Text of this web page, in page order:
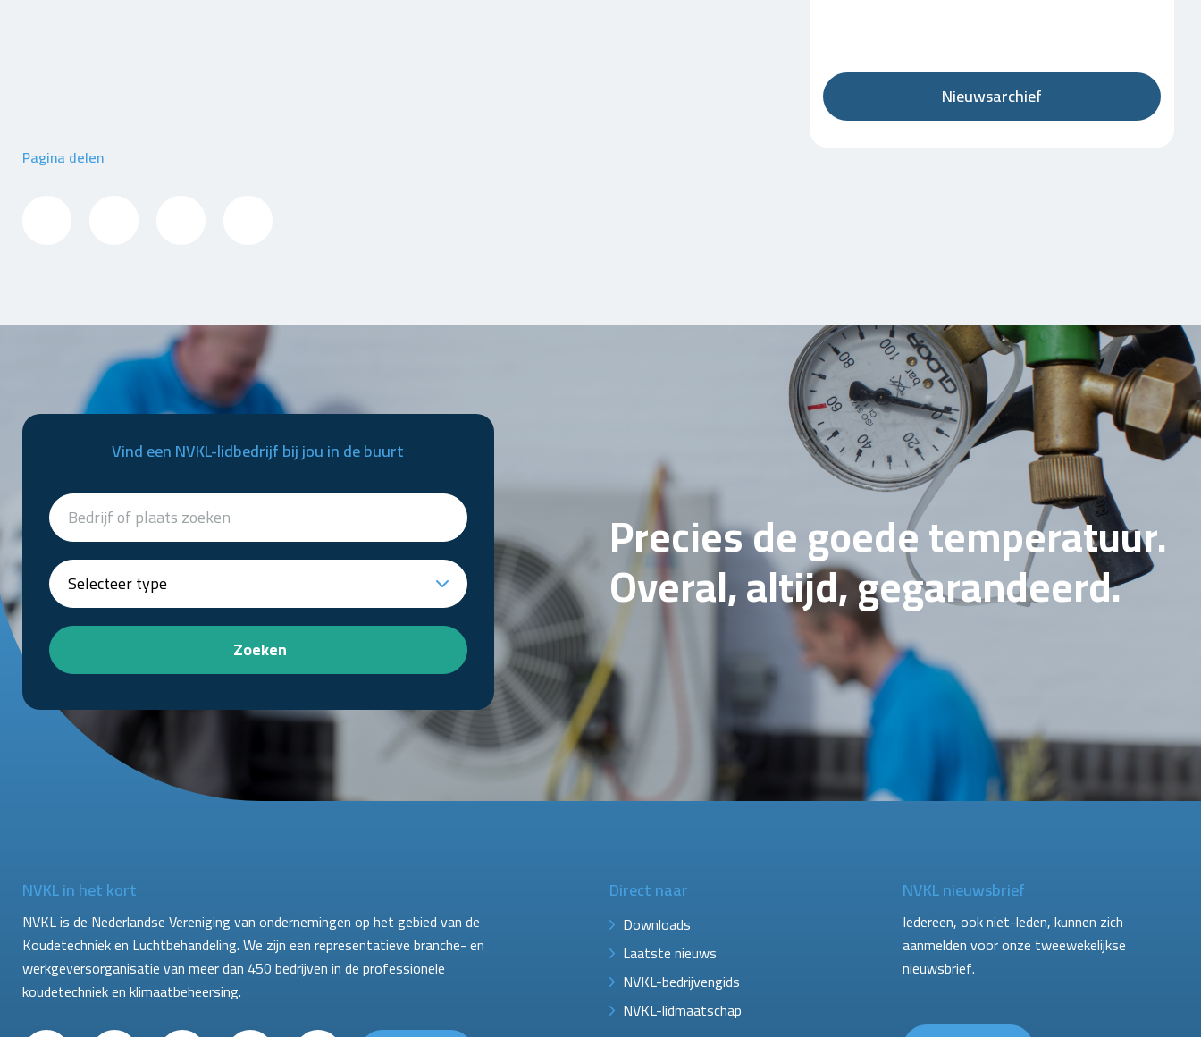
Pagina delen
Nieuwsarchief
Vind een NVKL-lidbedrijf bij jou in de buurt
Zoeken
Precies de goede temperatuur.
Overal, altijd, gegarandeerd.
NVKL in het kort
NVKL is de Nederlandse Vereniging van ondernemingen op het gebied van de
Koudetechniek en Luchtbehandeling. We zijn een representatieve branche- en
werkgeversorganisatie van meer dan 450 bedrijven in de professionele
koudetechniek en klimaatbeheersing.
Direct naar
Downloads
Laatste nieuws
NVKL-bedrijvengids
NVKL-lidmaatschap
NVKL nieuwsbrief
Iedereen, ook niet-leden, kunnen zich
aanmelden voor onze tweewekelijkse
nieuwsbrief.